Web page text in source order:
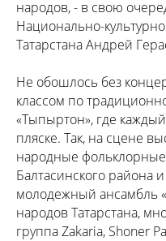
народов, - в свою
Национально-
Татарстана Андрей
Не обошлось без
классом по
«Тыпыртон», где
пляске. Так, на сцене
народные
Балтасинского района
молодежный ансамбль
народов Татарстана,
группа Zakaria, Shoner